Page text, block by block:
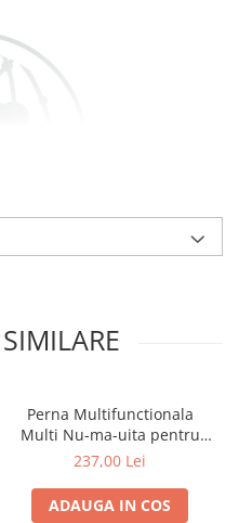
și antifungică.
ridicată.
căldura naturală a
Perna Multifunctionala
Multi Nu-ma-uita pentru
Copii, Mamici si Tatici, Ceba
237,00 Lei
ADAUGA IN COS